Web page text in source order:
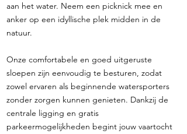
aan het water. Neem een picknick mee en
anker op een idyllische plek midden in de
natuur.
Onze comfortabele en goed uitgeruste
sloepen zijn eenvoudig te besturen, zodat
zowel ervaren als beginnende watersporters
zonder zorgen kunnen genieten. Dankzij de
centrale ligging en gratis
parkeermogelijkheden begint jouw vaartocht